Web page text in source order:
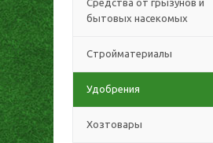
Средства от грызунов и
бытовых насекомых
Стройматериалы
Удобрения
Хозтовары